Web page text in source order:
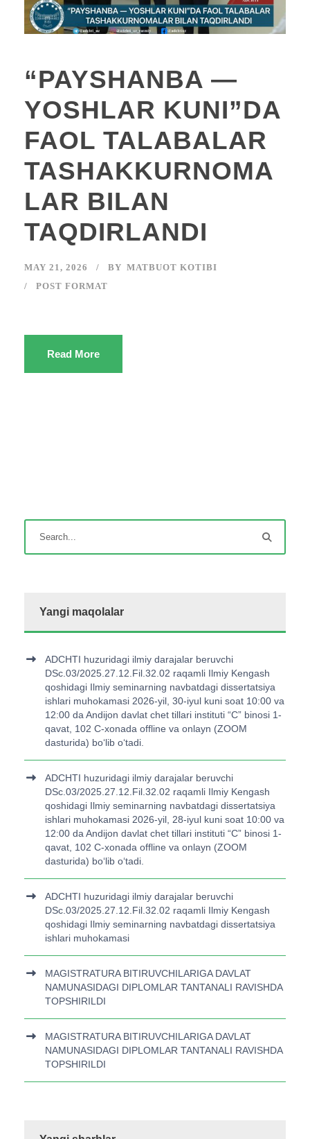
“PAYSHANBA —
YOSHLAR KUNI”DA
FAOL TALABALAR
TASHAKKURNOMA
LAR BILAN
TAQDIRLANDI
MAY 21, 2026 BY MATBUOT KOTIBI
POST FORMAT
Read More
Yangi maqolalar
ADCHTI huzuridagi ilmiy darajalar beruvchi
DSc.03/2025.27.12.Fil.32.02 raqamli Ilmiy Kengash
qoshidagi Ilmiy seminarning navbatdagi dissertatsiya
ishlari muhokamasi 2026-yil, 30-iyul kuni soat 10:00 va
12:00 da Andijon davlat chet tillari instituti “C” binosi 1-
qavat, 102 C-xonada offline va onlayn (ZOOM
dasturida) bo‘lib o‘tadi.
ADCHTI huzuridagi ilmiy darajalar beruvchi
DSc.03/2025.27.12.Fil.32.02 raqamli Ilmiy Kengash
qoshidagi Ilmiy seminarning navbatdagi dissertatsiya
ishlari muhokamasi 2026-yil, 28-iyul kuni soat 10:00 va
12:00 da Andijon davlat chet tillari instituti “C” binosi 1-
qavat, 102 C-xonada offline va onlayn (ZOOM
dasturida) bo‘lib o‘tadi.
ADCHTI huzuridagi ilmiy darajalar beruvchi
DSc.03/2025.27.12.Fil.32.02 raqamli Ilmiy Kengash
qoshidagi Ilmiy seminarning navbatdagi dissertatsiya
ishlari muhokamasi
MAGISTRATURA BITIRUVCHILARIGA DAVLAT
NAMUNASIDAGI DIPLOMLAR TANTANALI RAVISHDA
TOPSHIRILDI
MAGISTRATURA BITIRUVCHILARIGA DAVLAT
NAMUNASIDAGI DIPLOMLAR TANTANALI RAVISHDA
TOPSHIRILDI